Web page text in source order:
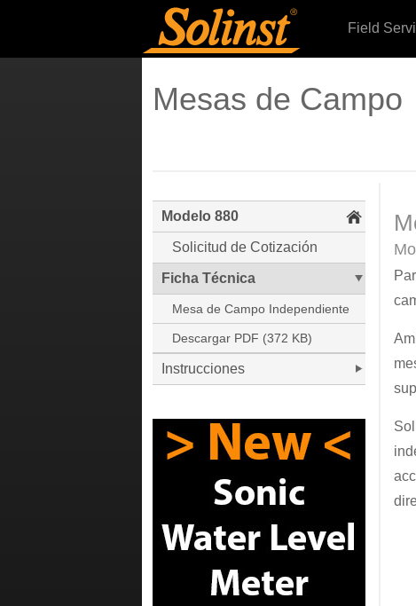
Field
Mesas de Campo
Modelo 880
Solicitud de Cotización
Ficha Técnica
Mesa de Campo Independiente
Descargar PDF (372 KB)
Instrucciones